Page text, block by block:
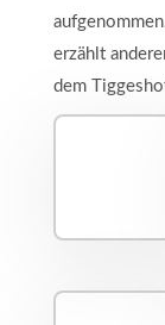
erzählt
dem